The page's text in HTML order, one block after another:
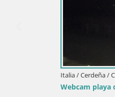
Italia / Cerdeña / Cagliari
Webcam playa de Poetto |